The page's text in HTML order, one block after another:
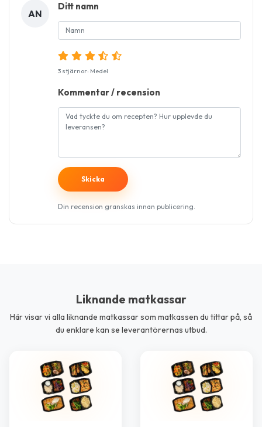
AN
Ditt namn
3 stjärnor: Medel
Kommentar / recension
Din recension granskas innan publicering.
Liknande matkassar
Här visar vi alla liknande matkassar som matkassen du tittar på, så
du enklare kan se leverantörernas utbud.